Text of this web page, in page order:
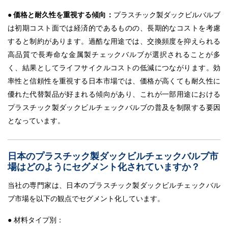
● 価格と耐久性を重視する傾向： プラスチック製ダックビルバルブ
は初期コスト面では経済的であるものの、長期的なコストを考慮
すると制約があります。過酷な用途では、交換頻度を抑えられる
高品質で長寿命な金属製チェックバルブが選択されることが多
く、結果としてライフサイクルコストの低減につながります。効
率性と信頼性を重視する日本市場では、価格が高くても耐久性に
優れた代替製品が好まれる傾向があり、これが一部用途における
プラスチック製ダックビルチェックバルブの普及を制限する要因
となっています。
日本のプラスチック製ダックビルチェックバルブ市
場はどのようにセグメント化されていますか？
当社の専門家は、日本のプラスチック製ダックビルチェックバル
ブ市場を以下の観点でセグメント化しています。
● 材料タイプ別：